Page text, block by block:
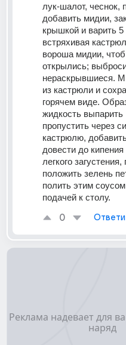
лук-шалот, чеснок,
добавить мидии,
крышкой и варить
встряхивая
вороша мидии,
открылись;
нераскрывшиеся.
из кастрюли и
горячем виде.
жидкость выпарить
пропустить через
кастрюлю,
довести до
легкого
положить зелень
полить этим
подачей к столу.
0